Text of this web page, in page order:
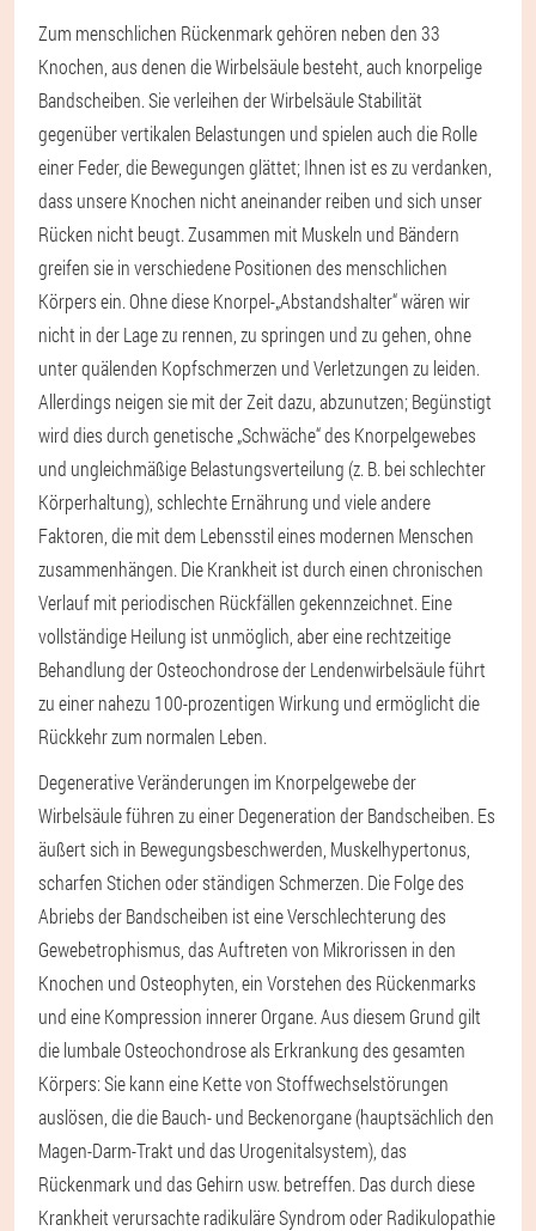
Zum menschlichen Rückenmark gehören neben den 33
Knochen, aus denen die Wirbelsäule besteht, auch knorpelige
Bandscheiben. Sie verleihen der Wirbelsäule Stabilität
gegenüber vertikalen Belastungen und spielen auch die Rolle
einer Feder, die Bewegungen glättet; Ihnen ist es zu verdanken,
dass unsere Knochen nicht aneinander reiben und sich unser
Rücken nicht beugt. Zusammen mit Muskeln und Bändern
greifen sie in verschiedene Positionen des menschlichen
Körpers ein. Ohne diese Knorpel-„Abstandshalter“ wären wir
nicht in der Lage zu rennen, zu springen und zu gehen, ohne
unter quälenden Kopfschmerzen und Verletzungen zu leiden.
Allerdings neigen sie mit der Zeit dazu, abzunutzen; Begünstigt
wird dies durch genetische „Schwäche“ des Knorpelgewebes
und ungleichmäßige Belastungsverteilung (z. B. bei schlechter
Körperhaltung), schlechte Ernährung und viele andere
Faktoren, die mit dem Lebensstil eines modernen Menschen
zusammenhängen. Die Krankheit ist durch einen chronischen
Verlauf mit periodischen Rückfällen gekennzeichnet. Eine
vollständige Heilung ist unmöglich, aber eine rechtzeitige
Behandlung der Osteochondrose der Lendenwirbelsäule führt
zu einer nahezu 100-prozentigen Wirkung und ermöglicht die
Rückkehr zum normalen Leben.
Degenerative Veränderungen im Knorpelgewebe der
Wirbelsäule führen zu einer Degeneration der Bandscheiben. Es
äußert sich in Bewegungsbeschwerden, Muskelhypertonus,
scharfen Stichen oder ständigen Schmerzen. Die Folge des
Abriebs der Bandscheiben ist eine Verschlechterung des
Gewebetrophismus, das Auftreten von Mikrorissen in den
Knochen und Osteophyten, ein Vorstehen des Rückenmarks
und eine Kompression innerer Organe. Aus diesem Grund gilt
die lumbale Osteochondrose als Erkrankung des gesamten
Körpers: Sie kann eine Kette von Stoffwechselstörungen
auslösen, die die Bauch- und Beckenorgane (hauptsächlich den
Magen-Darm-Trakt und das Urogenitalsystem), das
Rückenmark und das Gehirn usw. betreffen. Das durch diese
Krankheit verursachte radikuläre Syndrom oder Radikulopathie